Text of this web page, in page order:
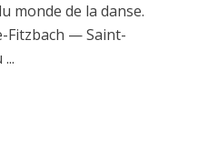
monde de la danse.
Fitzbach — Saint-